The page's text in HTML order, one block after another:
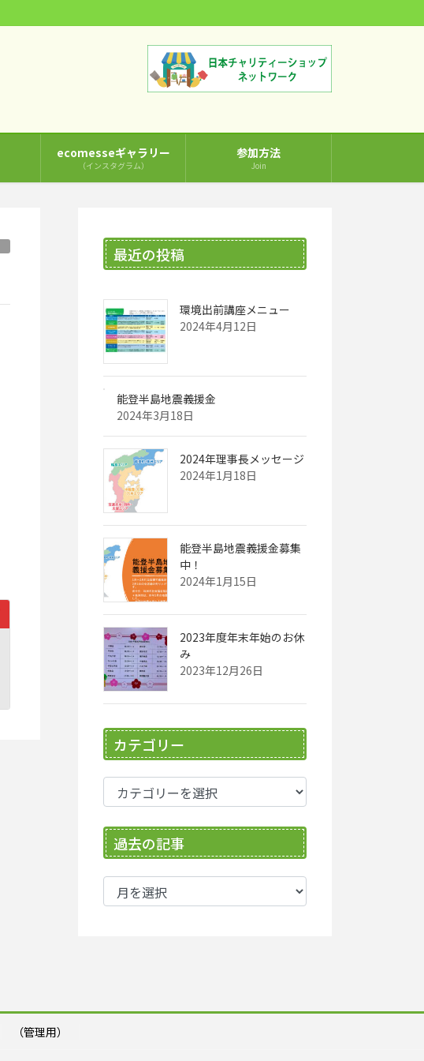
ecomesseギャラリー
（インスタグラム）
参加方法
Join
最近の投稿
環境出前講座メニュー
2024年4月12日
能登半島地震義援金
2024年3月18日
2024年理事長メッセージ
2024年1月18日
能登半島地震義援金募集
中！
2024年1月15日
2023年度年末年始のお休
み
2023年12月26日
カテゴリー
カ
テ
ゴ
リ
ー
過去の記事
過
去
（管理用）